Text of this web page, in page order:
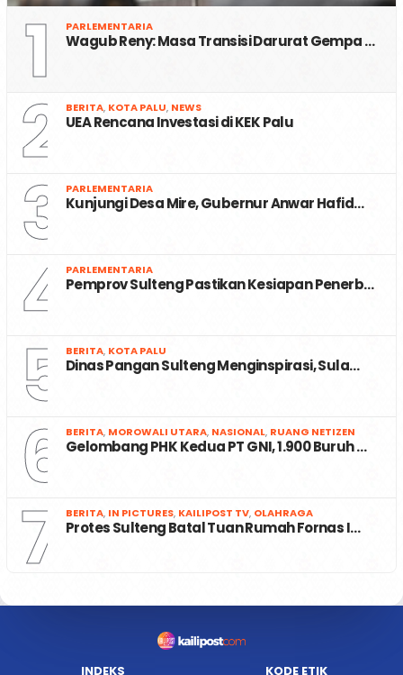
1 PARLEMENTARIA
Wagub Reny: Masa Transisi Darurat Gempa …
2 BERITA, KOTA PALU, NEWS
UEA Rencana Investasi di KEK Palu
3 PARLEMENTARIA
Kunjungi Desa Mire, Gubernur Anwar Hafid…
4 PARLEMENTARIA
Pemprov Sulteng Pastikan Kesiapan Penerb…
5 BERITA, KOTA PALU
Dinas Pangan Sulteng Menginspirasi, Sula…
6 BERITA, MOROWALI UTARA, NASIONAL, RUANG NETIZEN
Gelombang PHK Kedua PT GNI, 1.900 Buruh …
7 BERITA, IN PICTURES, KAILIPOST TV, OLAHRAGA
Protes Sulteng Batal Tuan Rumah Fornas I…
INDEKS KODE ETIK